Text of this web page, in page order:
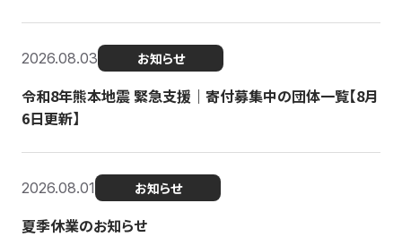
2026.08.03 お知らせ
令和8年熊本地震 緊急支援｜寄付募集中の団体一覧【8月
6日更新】
2026.08.01 お知らせ
夏季休業のお知らせ